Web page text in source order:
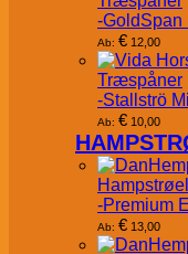
-GoldSpan
Ab: € 12,00
Træspåner
-Stallströ
Ab: € 10,00
-Premium
Ab: € 13,00